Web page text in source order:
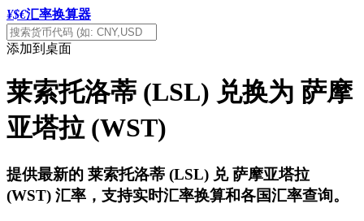
¥$€汇率换算器
添加到桌面
莱索托洛蒂 (LSL) 兑换为 萨摩
亚塔拉 (WST)
提供最新的 莱索托洛蒂 (LSL) 兑 萨摩亚塔拉
(WST) 汇率，支持实时汇率换算和各国汇率查询。